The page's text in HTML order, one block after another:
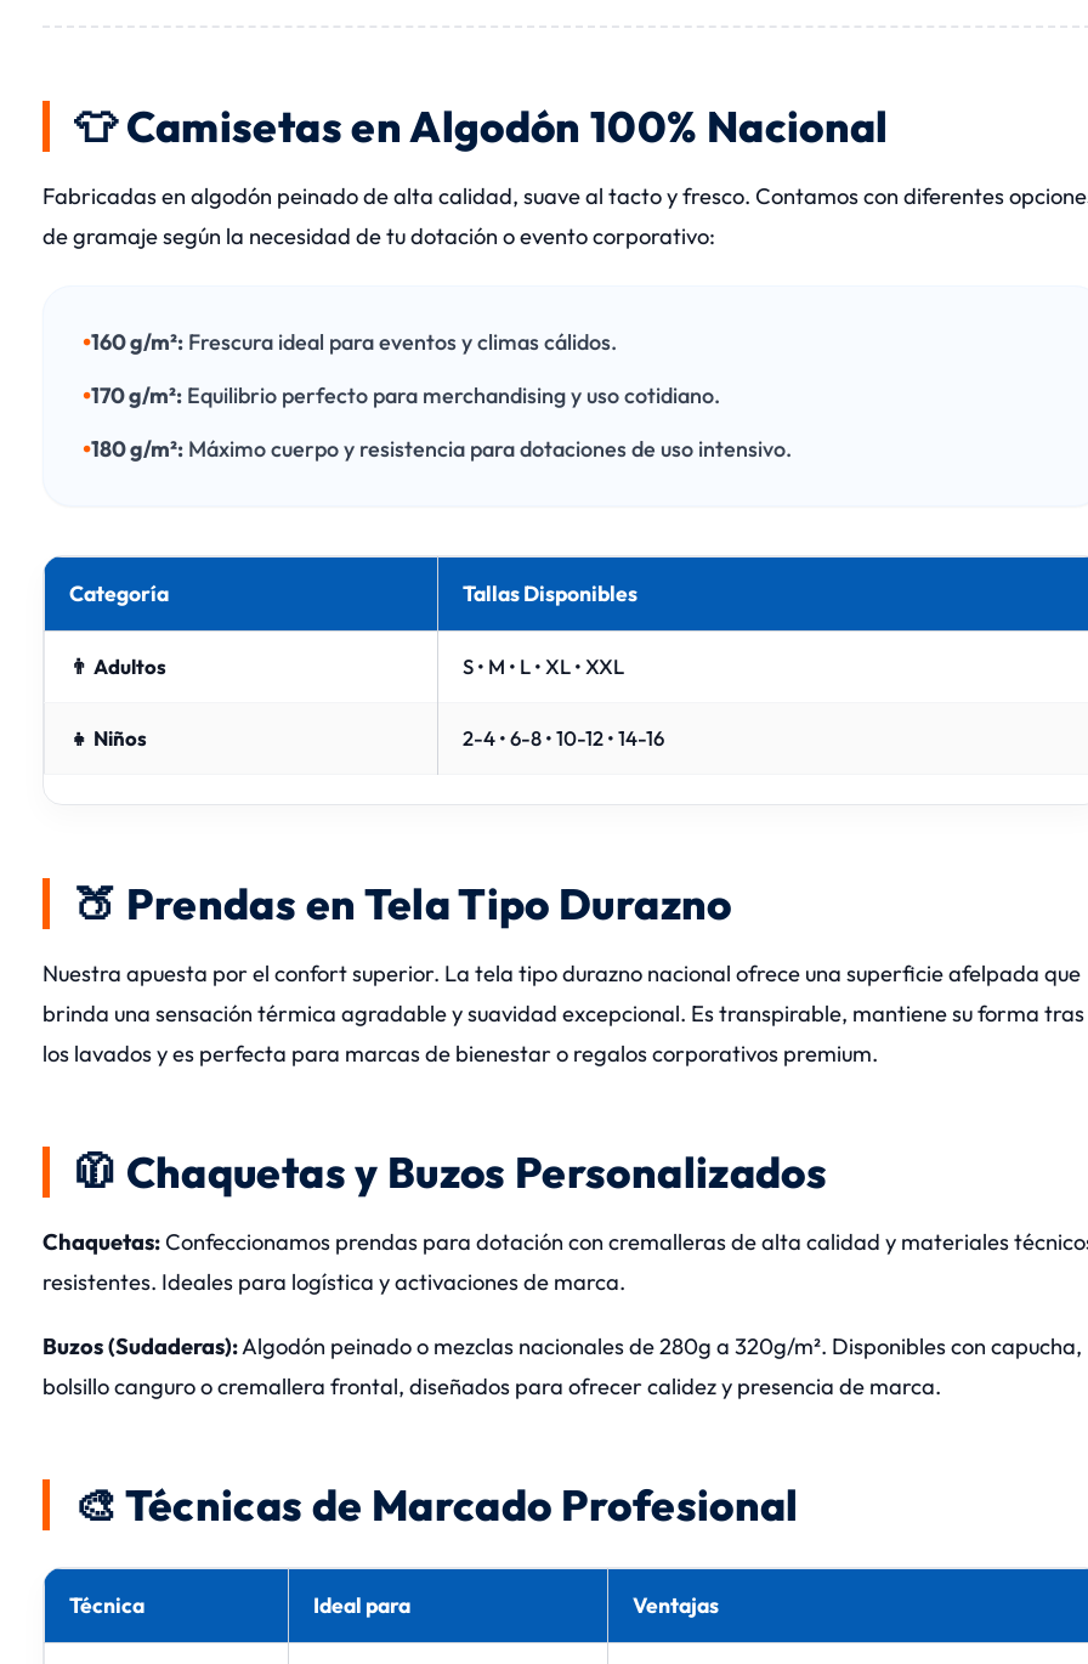
👕 Camisetas en Algodón 100% Nacional
Fabricadas en algodón peinado de alta calidad, suave al tacto y fresco. Contamos con diferentes
de gramaje según la necesidad de tu dotación o evento corporativo:
•160 g/m²: Frescura ideal para eventos y climas cálidos.
•170 g/m²: Equilibrio perfecto para merchandising y uso cotidiano.
•180 g/m²: Máximo cuerpo y resistencia para dotaciones de uso intensivo.
Categoría Tallas Disponibles
👨 Adultos S • M • L • XL • XXL
👧 Niños 2-4 • 6-8 • 10-12 • 14-16
🍑 Prendas en Tela Tipo Durazno
Nuestra apuesta por el confort superior. La tela tipo durazno nacional ofrece una superficie afelpada que
brinda una sensación térmica agradable y suavidad excepcional. Es transpirable, mantiene su forma tras
los lavados y es perfecta para marcas de bienestar o regalos corporativos premium.
🧥 Chaquetas y Buzos Personalizados
Chaquetas:Confeccionamos prendas para dotación con cremalleras de alta calidad y materiales
resistentes. Ideales para logística y activaciones de marca.
Buzos (Sudaderas):Algodón peinado o mezclas nacionales de 280g a 320g/m². Disponibles con capucha,
bolsillo canguro o cremallera frontal, diseñados para ofrecer calidez y presencia de marca.
🎨 Técnicas de Marcado Profesional
Técnica Ideal para Ventajas